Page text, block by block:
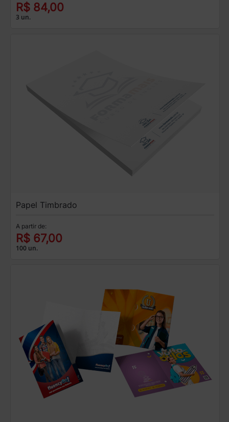
R$ 84,00
3 un.
Papel Timbrado
A partir de:
R$ 67,00
100 un.